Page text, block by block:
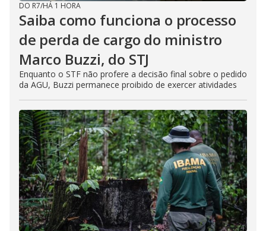
DO R7/HÁ 1 HORA
Saiba como funciona o processo
de perda de cargo do ministro
Marco Buzzi, do STJ
Enquanto o STF não profere a decisão final sobre o pedido
da AGU, Buzzi permanece proibido de exercer atividades